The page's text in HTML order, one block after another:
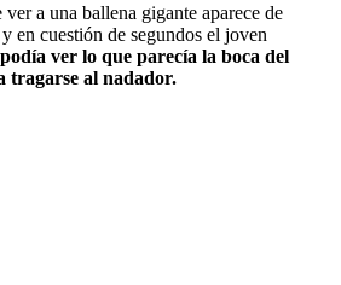
a una ballena gigante aparece de
en cuestión de segundos el joven
ver lo que parecía la boca del
tragarse al nadador.